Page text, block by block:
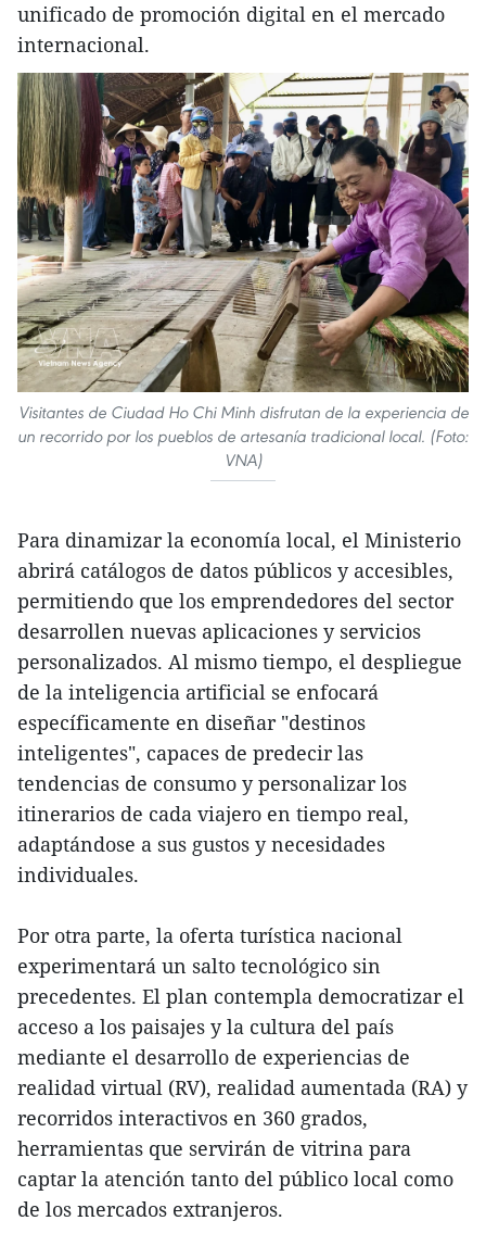
unificado de promoción digital en el mercado
internacional.
Visitantes de Ciudad Ho Chi Minh disfrutan de la experiencia de
un recorrido por los pueblos de artesanía tradicional local. (Foto:
VNA)
Para dinamizar la economía local, el Ministerio
abrirá catálogos de datos públicos y accesibles,
permitiendo que los emprendedores del sector
desarrollen nuevas aplicaciones y servicios
personalizados. Al mismo tiempo, el despliegue
de la inteligencia artificial se enfocará
específicamente en diseñar "destinos
inteligentes", capaces de predecir las
tendencias de consumo y personalizar los
itinerarios de cada viajero en tiempo real,
adaptándose a sus gustos y necesidades
individuales.
Por otra parte, la oferta turística nacional
experimentará un salto tecnológico sin
precedentes. El plan contempla democratizar el
acceso a los paisajes y la cultura del país
mediante el desarrollo de experiencias de
realidad virtual (RV), realidad aumentada (RA) y
recorridos interactivos en 360 grados,
herramientas que servirán de vitrina para
captar la atención tanto del público local como
de los mercados extranjeros.